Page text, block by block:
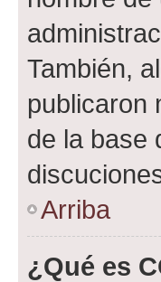
También,
publicaron
de la base
Arriba
¿Qué es